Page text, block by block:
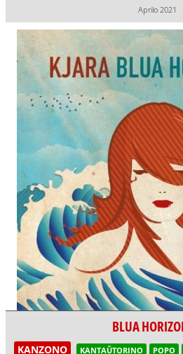
Aprilo 2021
BLUA
KANZONO KANTAŬTORINO POPO